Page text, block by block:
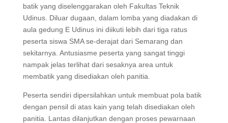
batik yang diselenggarakan oleh Fakultas Teknik
Udinus. Diluar dugaan, dalam lomba yang diadakan di
aula gedung E Udinus ini diikuti lebih dari tiga ratus
peserta siswa SMA se-derajat dari Semarang dan
sekitarnya. Antusiasme peserta yang sangat tinggi
nampak jelas terlihat dari sesaknya area untuk
membatik yang disediakan oleh panitia.
Peserta sendiri dipersilahkan untuk membuat pola batik
dengan pensil di atas kain yang telah disediakan oleh
panitia. Lantas dilanjutkan dengan proses pewarnaan